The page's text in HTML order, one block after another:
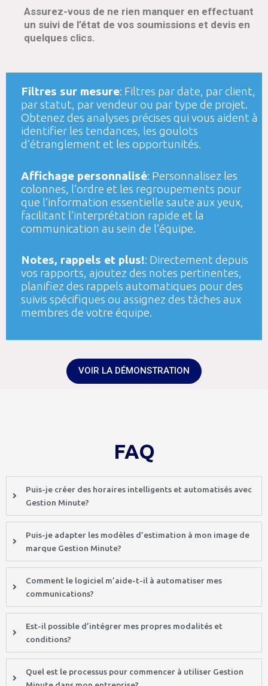
Assurez-vous de ne rien manquer en effectuant
un suivi de l’état de vos soumissions et devis en
quelques clics.
Filtres sur mesure: Filtres par date, par client,
par statut, par vendeur ou par type de projet.
Obtenez des analyses précises qui vous aident à
identifier les tendances, les goulots
d’étranglement et les opportunités.
Affichage personnalisé: Personnalisez les
colonnes, l’ordre et les regroupements pour
que l’information essentielle saute aux yeux,
facilitant l’interprétation rapide et la
communication au sein de l’équipe.
Notes, rappels et plus!: Directement depuis
vos rapports, ajoutez des notes pertinentes,
planifiez des rappels automatiques pour des
suivis spécifiques ou assignez des tâches aux
membres de votre équipe.
VOIR LA DÉMONSTRATION
FAQ
Puis-je créer des horaires intelligents et automatisés avec
Gestion Minute?
Puis-je adapter les modèles d’estimation à mon image de
marque Gestion Minute?
Comment le logiciel m’aide-t-il à automatiser mes
communications?
Est-il possible d’intégrer mes propres modalités et
conditions?
Quel est le processus pour commencer à utiliser Gestion